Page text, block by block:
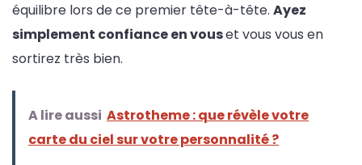
équilibre lors de ce premier tête-à-tête. Ayez
simplement confiance en vouset vous vous en
sortirez très bien.
A lire aussi Astrotheme : que révèle votre
carte du ciel sur votre personnalité ?